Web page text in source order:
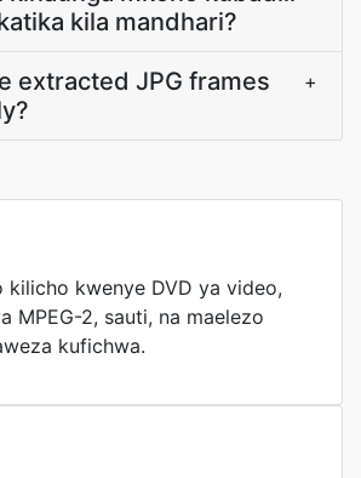
kila mandhari?
extracted JPG frames
+
kilicho kwenye DVD ya video,
MPEG-2, sauti, na maelezo
kufichwa.